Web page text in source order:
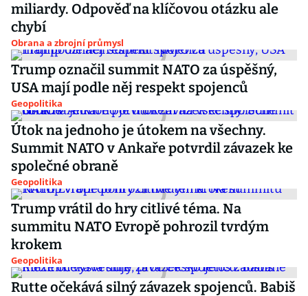
miliardy. Odpověď na klíčovou otázku ale
chybí
Obrana a zbrojní průmysl
Trump označil summit NATO za úspěšný,
USA mají podle něj respekt spojenců
Geopolitika
Útok na jednoho je útokem na všechny.
Summit NATO v Ankaře potvrdil závazek ke
společné obraně
Geopolitika
Trump vrátil do hry citlivé téma. Na
summitu NATO Evropě pohrozil tvrdým
krokem
Geopolitika
Rutte očekává silný závazek spojenců. Babiš